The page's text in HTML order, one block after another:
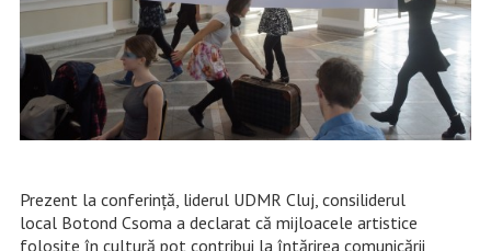
Prezent la conferință, liderul UDMR Cluj, consiliderul
local Botond Csoma a declarat că mijloacele artistice
folosite în cultură pot contribui la întărirea comunicării